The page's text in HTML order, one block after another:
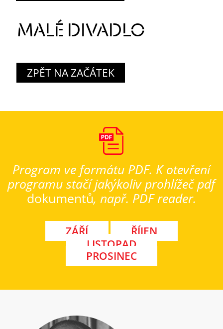
MALÉ DIVADLO
ZPĚT NA ZAČÁTEK
Program ve formátu PDF. K otevření
programu stačí jakýkoliv prohlížeč pdf
dokumentů, např. PDF reader.
ZÁŘÍ
ŘÍJEN
LISTOPAD
PROSINEC